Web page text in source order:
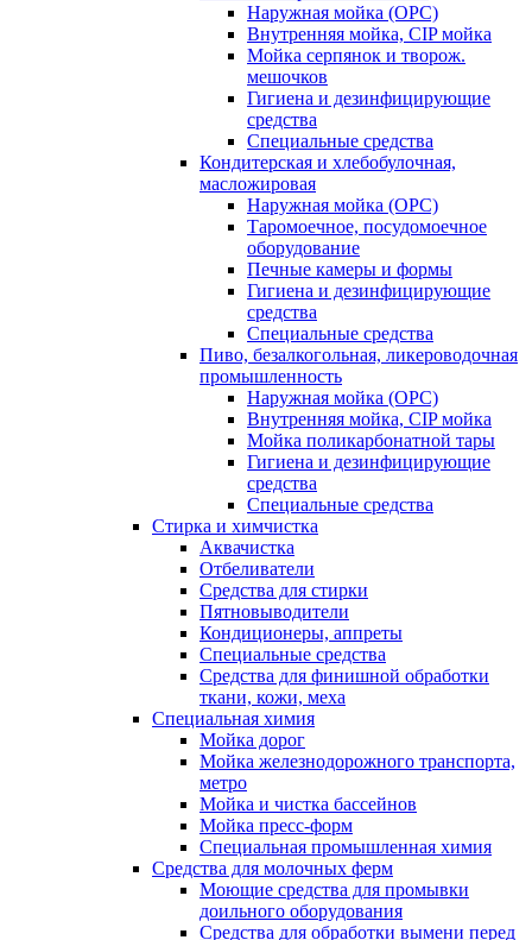
Наружная мойка (ОРС)
Внутренняя мойка, CIP мойка
Мойка серпянок и творож.
мешочков
Гигиена и дезинфицирующие
средства
Специальные средства
Кондитерская и хлебобулочная,
масложировая
Наружная мойка (ОРС)
Таромоечное, посудомоечное
оборудование
Печные камеры и формы
Гигиена и дезинфицирующие
средства
Специальные средства
Пиво, безалкогольная, ликероводочная
промышленность
Наружная мойка (ОРС)
Внутренняя мойка, CIP мойка
Мойка поликарбонатной тары
Гигиена и дезинфицирующие
средства
Специальные средства
Стирка и химчистка
Аквачистка
Отбеливатели
Средства для стирки
Пятновыводители
Кондиционеры, аппреты
Специальные средства
Средства для финишной обработки
ткани, кожи, меха
Специальная химия
Мойка дорог
Мойка железнодорожного транспорта,
метро
Мойка и чистка бассейнов
Мойка пресс-форм
Специальная промышленная химия
Средства для молочных ферм
Моющие средства для промывки
доильного оборудования
Средства для обработки вымени перед